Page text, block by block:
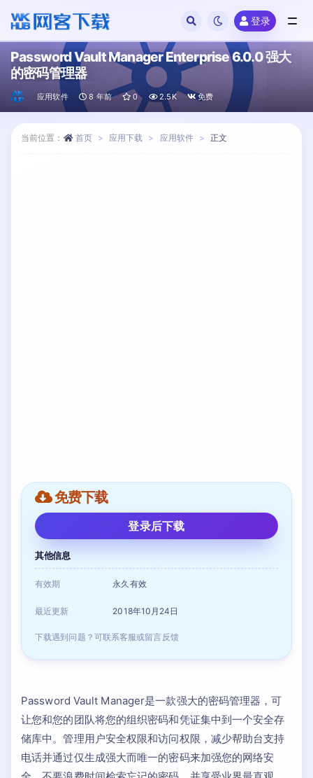
登录
Password Vault Manager Enterprise 6.0.0 强大
的密码管理器
应用软件 8 年前 0 2.5K 免费
当前位置： 首页 应用下载 应用软件 正文
免费下载
登录后下载
其他信息
有效期 永久有效
最近更新 2018年10月24日
下载遇到问题？可联系客服或留言反馈
Password Vault Manager是一款强大的密码管理器，可
让您和您的团队将您的组织密码和凭证集中到一个安全存
储库中。管理用户安全权限和访问权限，减少帮助台支持
电话并通过仅生成强大而唯一的密码来加强您的网络安
全部